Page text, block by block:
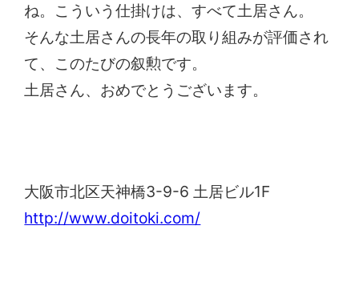
ね。こういう仕掛けは、すべて土居さん。
そんな土居さんの長年の取り組みが評価され
て、このたびの叙勲です。
土居さん、おめでとうございます。
大阪市北区天神橋3-9-6 土居ビル1F
http://www.doitoki.com/